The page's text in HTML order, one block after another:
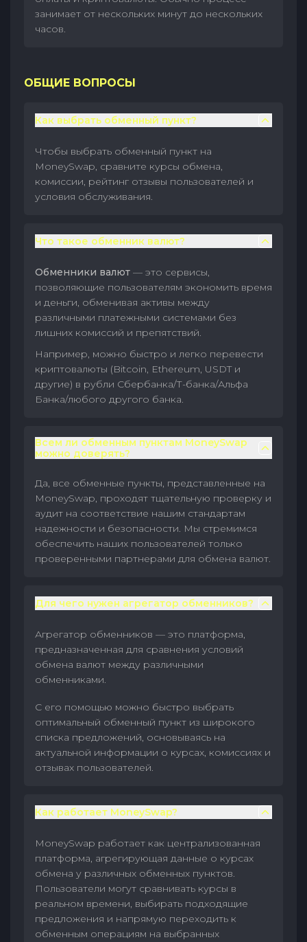
занимает от нескольких минут до нескольких
часов.
ОБЩИЕ ВОПРОСЫ
Как выбрать обменный пункт?
Чтобы выбрать обменный пункт на
MoneySwap, сравните курсы обмена,
комиссии, рейтинг отзывы пользователей и
условия обслуживания.
Что такое обменник валют?
Обменники валют — это сервисы,
позволяющие пользователям экономить время
и деньги, обменивая активы между
различными платежными системами без
лишних комиссий и препятствий.
Например, можно быстро и легко перевести
криптовалюты (Bitcoin, Ethereum, USDT и
другие) в рубли Сбербанка/Т-банка/Альфа
Банка/любого другого банка.
Всем ли обменным пунктам MoneySwap
можно доверять?
Да, все обменные пункты, представленные на
MoneySwap, проходят тщательную проверку и
аудит на соответствие нашим стандартам
надежности и безопасности. Мы стремимся
обеспечить наших пользователей только
проверенными партнерами для обмена валют.
Для чего нужен агрегатор обменников?
Агрегатор обменников — это платформа,
предназначенная для сравнения условий
обмена валют между различными
обменниками.
С его помощью можно быстро выбрать
оптимальный обменный пункт из широкого
списка предложений, основываясь на
актуальной информации о курсах, комиссиях и
отзывах пользователей.
Как работает MoneySwap?
MoneySwap работает как централизованная
платформа, агрегирующая данные о курсах
обмена у различных обменных пунктов.
Пользователи могут сравнивать курсы в
реальном времени, выбирать подходящие
предложения и напрямую переходить к
обменным операциям на выбранных